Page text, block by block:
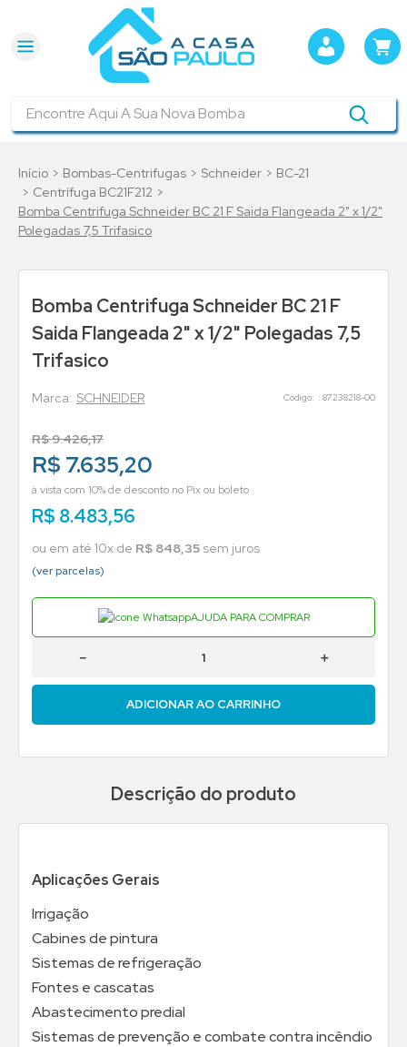
Bombas-Centrifugas Schneider
BC-21
Centrífuga BC21F212
Bomba Centrifuga Schneider BC 21 F Saida Flangeada 2" x 1/2"
Polegadas 7,5 Trifasico
Bomba Centrifuga Schneider BC 21 F
Saida Flangeada 2" x 1/2" Polegadas 7,5
Trifasico
SCHNEIDER : 87238218-00
R$9.426,17
R$ 7.635,20
à vista com 10% de desconto no Pix ou boleto
R$ 8.483,56
ou em até 10x de R$ 848,35 sem juros
(ver parcelas)
AJUDA PARA COMPRAR
＋
－
ADICIONAR AO CARRINHO
Descrição do produto
Aplicações Gerais
Irrigação
Cabines de pintura
Sistemas de refrigeração
Fontes e cascatas
Abastecimento predial
Sistemas de prevenção e combate contra incêndio